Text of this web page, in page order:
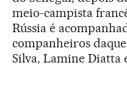
meio-campista
Rússia é
companheiros
Silva, Lamine Diatta